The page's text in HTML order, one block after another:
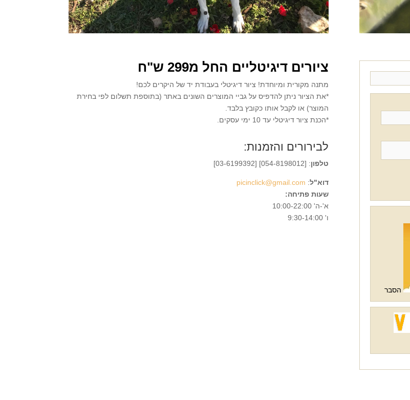
ציורים דיגיטליים החל מ299 ש"ח
מתנה מקורית ומיוחדת! ציור דיגיטלי בעבודת יד של היקרים לכם!
*את הציור ניתן להדפיס על גביי המוצרים השונים באתר (בתוספת תשלום לפי בחירת
המוצר) או לקבל אותו כקובץ בלבד.
*הכנת ציור דיגיטלי עד 10 ימי עסקים.
לבירורים והזמנות:
טלפון: [054-8198012] [03-6199392]
דוא"ל:
picinclick@gmail.com
שעות פתיחה:
א'-ה' 10:00-22:00
ו' 9:30-14:00
הסבר